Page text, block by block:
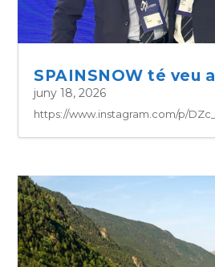
SPAINSNOW té veu
juny 18, 2026
https://www.instagram.com/p/